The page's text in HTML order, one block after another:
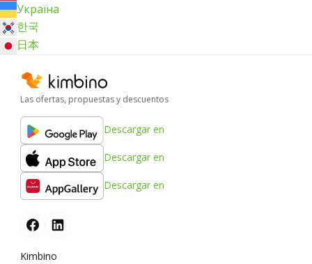
Україна
한국
日本
Las ofertas, propuestas y descuentos
Descargar en
Descargar en
Descargar en
Kimbino